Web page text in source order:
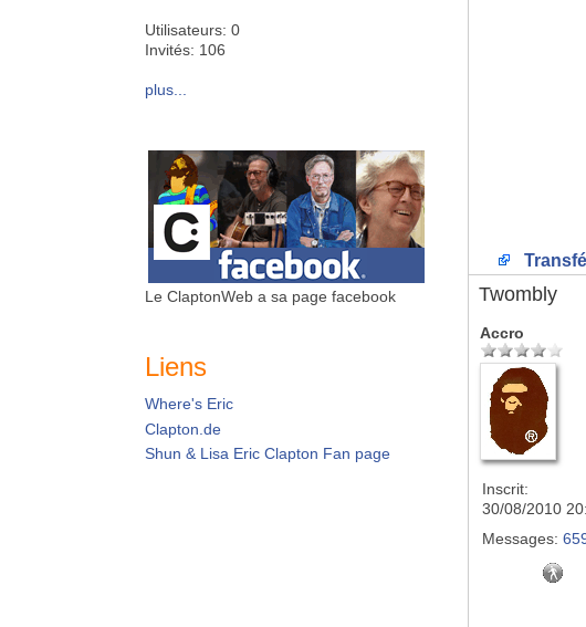
Utilisateurs: 0
Invités: 106
plus...
Le ClaptonWeb a sa page facebook
Liens
Where's Eric
Clapton.de
Shun & Lisa Eric Clapton Fan page
Twombly
Accro
Inscrit:
30/08/2010
Messages: